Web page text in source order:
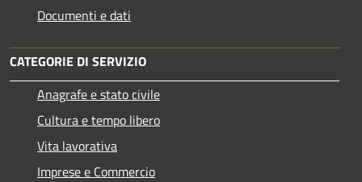
Documenti e dati
CATEGORIE DI SERVIZIO
Anagrafe e stato civile
Cultura e tempo libero
Vita lavorativa
Imprese e Commercio